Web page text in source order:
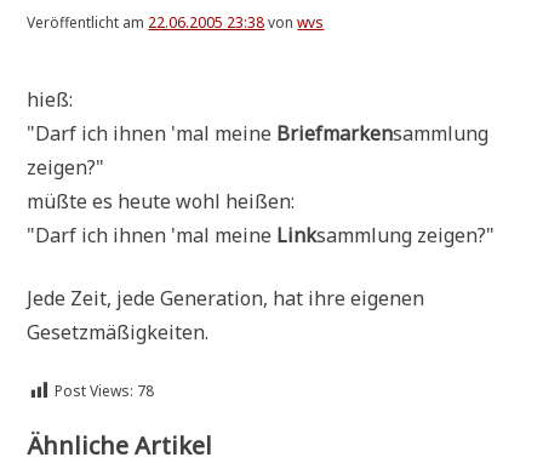
Veröffentlicht am 22.06.2005 23:38vonwvs
hieß:
"Darf ich ihnen 'mal mei­ne Brief­mar­kensamm­lung
zeigen?"
müß­te es heu­te wohl heißen:
"Darf ich ihnen 'mal mei­ne Linksamm­lung zeigen?"
Jede Zeit, jede Gene­ra­ti­on, hat ihre eige­nen
Gesetzmäßigkeiten.
Post Views: 78
Ähnliche Artikel